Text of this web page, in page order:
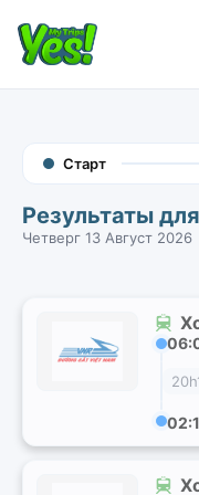
Старт
Результаты
Четверг 13 Август 2026